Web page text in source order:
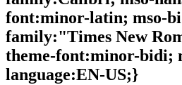
font:minor-latin; mso-
family:"Times New
theme-font:minor-bidi;
language:EN-US;}